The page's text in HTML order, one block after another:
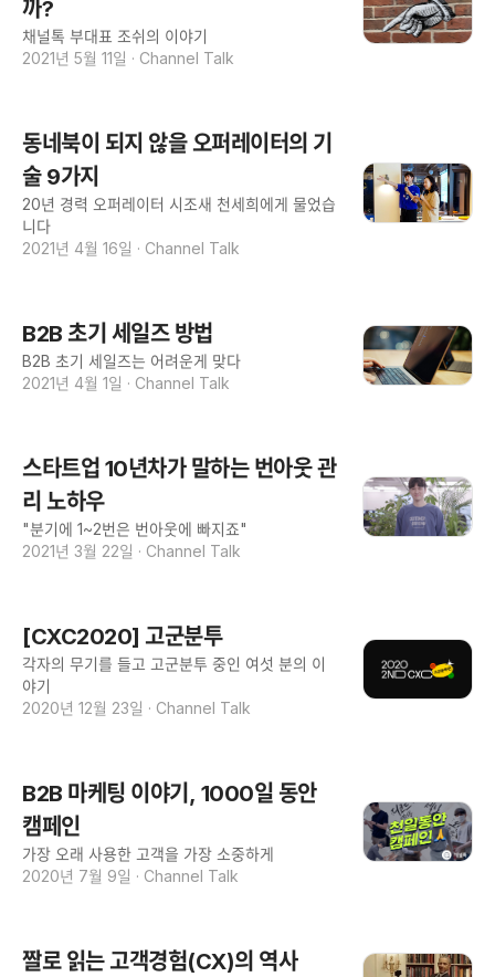
까?
채널톡 부대표 조쉬의 이야기
2021년 5월 11일 · Channel Talk
동네북이 되지 않을 오퍼레이터의 기
술 9가지
20년 경력 오퍼레이터 시조새 천세희에게 물었습
니다
2021년 4월 16일 · Channel Talk
B2B 초기 세일즈 방법
B2B 초기 세일즈는 어려운게 맞다
2021년 4월 1일 · Channel Talk
스타트업 10년차가 말하는 번아웃 관
리 노하우
"분기에 1~2번은 번아웃에 빠지죠"
2021년 3월 22일 · Channel Talk
[CXC2020] 고군분투
각자의 무기를 들고 고군분투 중인 여섯 분의 이
야기
2020년 12월 23일 · Channel Talk
B2B 마케팅 이야기, 1000일 동안
캠페인
가장 오래 사용한 고객을 가장 소중하게
2020년 7월 9일 · Channel Talk
짤로 읽는 고객경험(CX)의 역사